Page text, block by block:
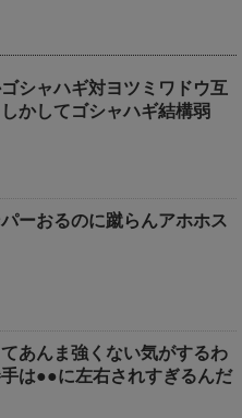
ゴシャハギ対ヨツミワドウ互
かしてゴシャハギ結構弱
パーおるのに蹴らんアホホス
てあんま強くない気がするわ
は●●に左右されすぎるんだ